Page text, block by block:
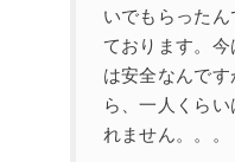
いでもらった
ております。
は安全なんで
ら、一人くら
れません。。。